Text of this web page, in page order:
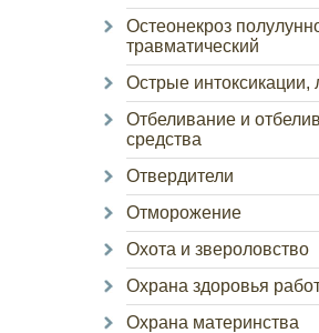
Остеонекроз
травматический
Острые интоксикации,
Отбеливание и
средства
Отвердители
Отморожение
Охота и звероловство
Охрана здоровья
Охрана материнства